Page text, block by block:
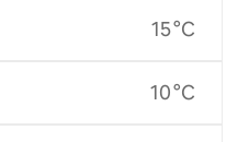
15 °C
10 °C